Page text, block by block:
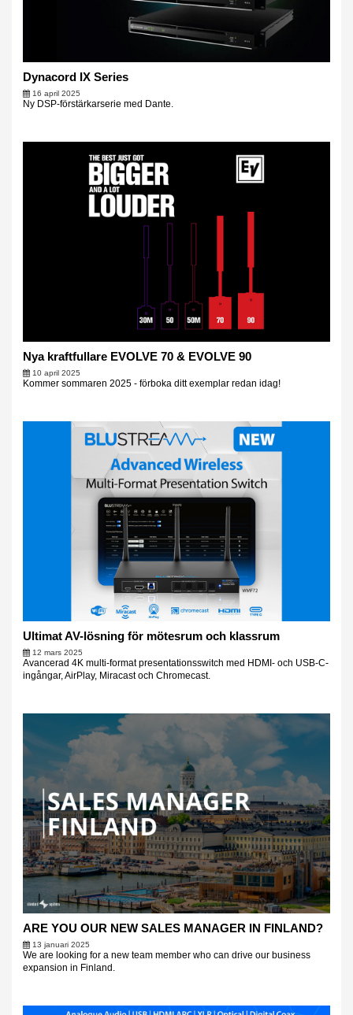
Dynacord IX Series
16 april 2025
Ny DSP-förstärkarserie med Dante.
Nya kraftfullare EVOLVE 70 & EVOLVE 90
10 april 2025
Kommer sommaren 2025 - förboka ditt exemplar redan idag!
Ultimat AV-lösning för mötesrum och klassrum
12 mars 2025
Avancerad 4K multi-format presentationsswitch med HDMI- och USB-C-
ingångar, AirPlay, Miracast och Chromecast.
ARE YOU OUR NEW SALES MANAGER IN FINLAND?
13 januari 2025
We are looking for a new team member who can drive our business
expansion in Finland.